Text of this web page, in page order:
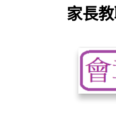
家長